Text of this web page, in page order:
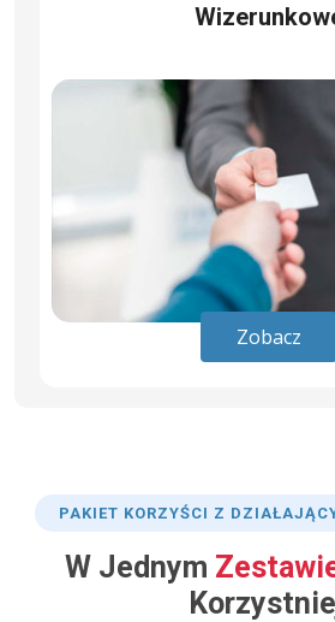
Zobacz
PAKIET KORZYŚCI Z
W Jednym